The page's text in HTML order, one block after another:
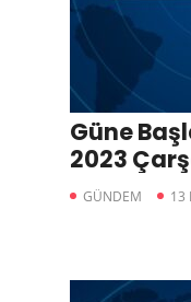
Güne
2023
Hamas
GÜNDEM 13